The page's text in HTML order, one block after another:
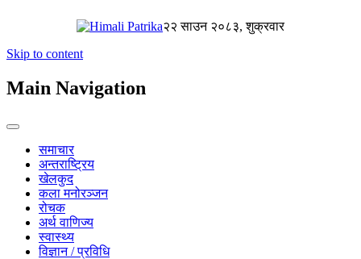
२२ साउन २०८३, शुक्रवार
Skip to content
Main Navigation
समाचार
अन्तराष्ट्रिय
खेलकुद
कला मनोरञ्जन
रोचक
अर्थ वाणिज्य
स्वास्थ्य
विज्ञान / प्रविधि